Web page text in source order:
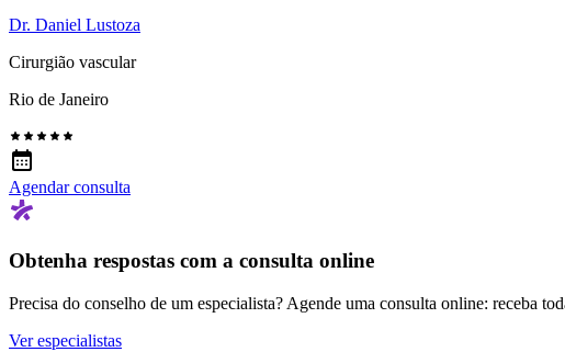
Dr. Daniel Lustoza
Cirurgião vascular
Rio de Janeiro
Agendar consulta
Obtenha respostas com a consulta online
Precisa do conselho de um especialista? Agende uma consulta online: receba
Ver especialistas